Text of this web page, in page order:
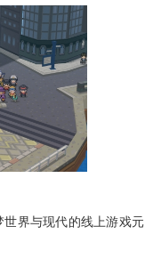
界与现代的线上游戏元